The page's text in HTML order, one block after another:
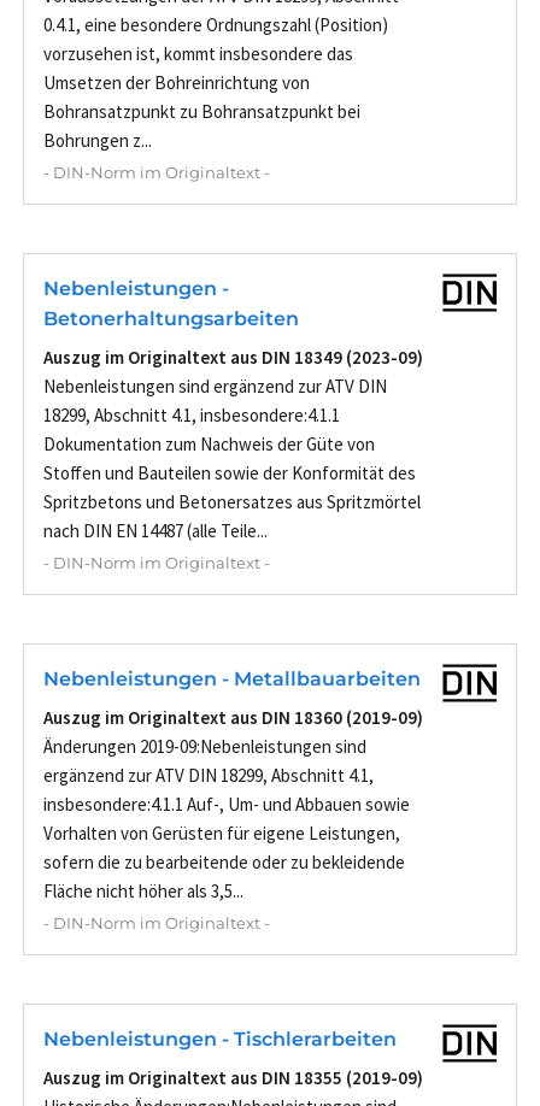
0.4.1, eine besondere Ordnungszahl (Position)
vorzusehen ist, kommt insbesondere das
Umsetzen der Bohreinrichtung von
Bohransatzpunkt zu Bohransatzpunkt bei
Bohrungen z...
- DIN-Norm im Originaltext -
Nebenleistungen -
Betonerhaltungsarbeiten
Auszug im Originaltext aus DIN 18349 (2023-09)
Nebenleistungen sind ergänzend zur ATV DIN
18299, Abschnitt 4.1, insbesondere:4.1.1
Dokumentation zum Nachweis der Güte von
Stoffen und Bauteilen sowie der Konformität des
Spritzbetons und Betonersatzes aus Spritzmörtel
nach DIN EN 14487 (alle Teile...
- DIN-Norm im Originaltext -
Nebenleistungen - Metallbauarbeiten
Auszug im Originaltext aus DIN 18360 (2019-09)
Änderungen 2019-09:Nebenleistungen sind
ergänzend zur ATV DIN 18299, Abschnitt 4.1,
insbesondere:4.1.1 Auf-, Um- und Abbauen sowie
Vorhalten von Gerüsten für eigene Leistungen,
sofern die zu bearbeitende oder zu bekleidende
Fläche nicht höher als 3,5...
- DIN-Norm im Originaltext -
Nebenleistungen - Tischlerarbeiten
Auszug im Originaltext aus DIN 18355 (2019-09)